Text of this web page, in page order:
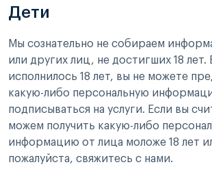
Дети
Мы сознательно не собираем
или других лиц, не достигших 18 лет.
исполнилось 18 лет, вы не можете
какую-либо персональную
подписываться на услуги. Если вы
можем получить какую-либо
информацию от лица моложе 18 лет
пожалуйста, свяжитесь с нами.